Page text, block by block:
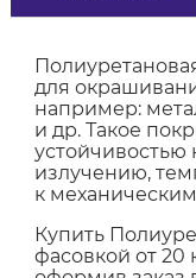
для
например:
и др. Такое
устойчивостью
излучению,
к
Купить
фасовкой от 20